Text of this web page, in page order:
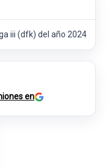
iii (dfk) del año 2024
en